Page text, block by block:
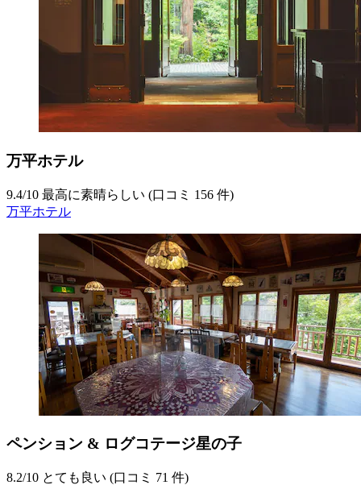
万平ホテル
9.4/10 最高に素晴らしい (口コミ 156 件)
万平ホテル
ペンション & ログコテージ星の子
8.2/10 とても良い (口コミ 71 件)